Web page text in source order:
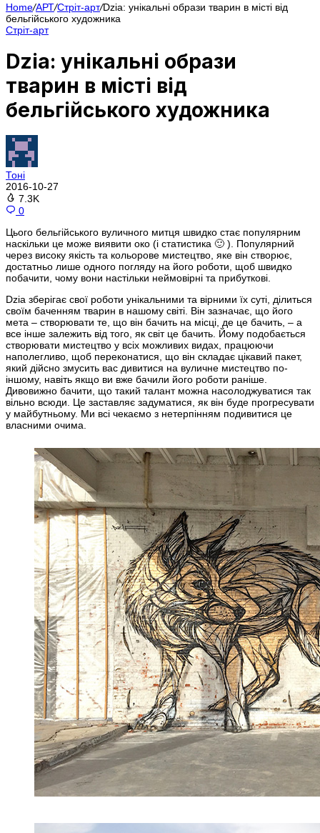
Home/АРТ/Стріт-арт/Dzia: унікальні образи тварин в місті від
бельгійського художника
Стріт-арт
Dzia: унікальні образи
тварин в місті від
бельгійського художника
Тоні
2016-10-27
7.3K
0
Цього бельгійського вуличного митця швидко стає популярним
наскільки це може виявити око (і статистика 🙂 ). Популярний
через високу якість та кольорове мистецтво, яке він створює,
достатньо лише одного погляду на його роботи, щоб швидко
побачити, чому вони настільки неймовірні та прибуткові.
Dzia зберігає свої роботи унікальними та вірними їх суті, ділиться
своїм баченням тварин в нашому світі. Він зазначає, що його
мета – створювати те, що він бачить на місці, де це бачить, – а
все інше залежить від того, як світ це бачить. Йому подобається
створювати мистецтво у всіх можливих видах, працюючи
наполегливо, щоб переконатися, що він складає цікавий пакет,
який дійсно змусить вас дивитися на вуличне мистецтво по-
іншому, навіть якщо ви вже бачили його роботи раніше.
Дивовижно бачити, що такий талант можна насолоджуватися так
вільно всюди. Це заставляє задуматися, як він буде прогресувати
у майбутньому. Ми всі чекаємо з нетерпінням подивитися це
власними очима.